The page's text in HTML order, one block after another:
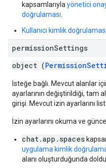
kapsamlarıyla yönetici
doğrulaması
Kullanıcı kimlik doğrulaması
permissionSettings
object (
İsteğe bağlı. Mevcut alanlar
ayarlarının değiştirildiği, tam
girişi. Mevcut izin ayarlarını
İzin ayarlarını okuma ve
chat.app.spaces
uygulama kimlik
alanı oluşturduğunda